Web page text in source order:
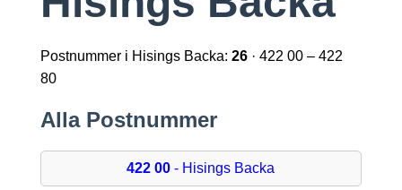
Postnummer i Hisings Backa: 26· 422 00 – 422
80
Alla Postnummer
422 00 - Hisings Backa